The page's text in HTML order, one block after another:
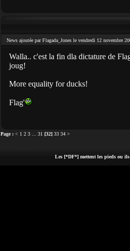
News ajoutée par Flagada_Jones le vendredi 12 novembre
Walla.. c'est la fin dla dictature de
joug!
More equality for ducks!
Flag'
Page : < 1 2 3 31 [32] 33 34 >
Les [*DF*] mettent les pieds ou